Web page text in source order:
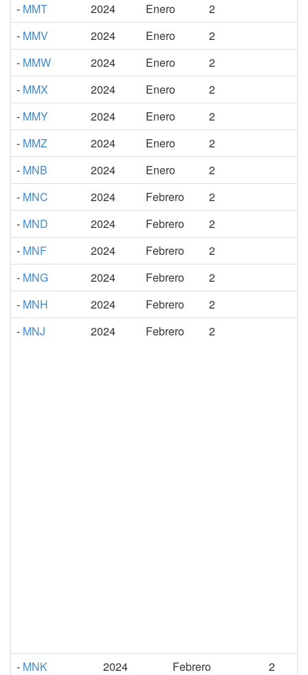
- MMT 2024 Enero
2
- MMV 2024 Enero
2
- MMW 2024 Enero
2
- MMX 2024 Enero
2
- MMY 2024 Enero
2
- MMZ 2024 Enero
2
- MNB 2024 Enero
2
- MNC 2024 Febrero
2
- MND 2024 Febrero
2
- MNF 2024 Febrero
2
- MNG 2024 Febrero
2
- MNH 2024 Febrero
2
- MNJ 2024 Febrero 2
- MNK 2024 Febrero
2